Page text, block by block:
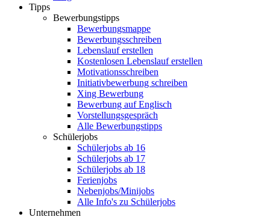
Tipps
Bewerbungstipps
Bewerbungsmappe
Bewerbungsschreiben
Lebenslauf erstellen
Kostenlosen Lebenslauf erstellen
Motivationsschreiben
Initiativbewerbung schreiben
Xing Bewerbung
Bewerbung auf Englisch
Vorstellungsgespräch
Alle Bewerbungstipps
Schülerjobs
Schülerjobs ab 16
Schülerjobs ab 17
Schülerjobs ab 18
Ferienjobs
Nebenjobs/Minijobs
Alle Info's zu Schülerjobs
Unternehmen